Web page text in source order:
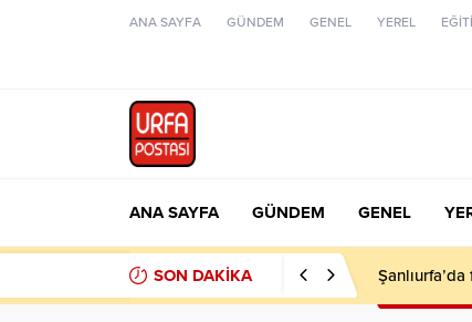
ANA SAYFA GÜNDEM GENEL YEREL
ANA SAYFA GÜNDEM GENEL
SON DAKİKA